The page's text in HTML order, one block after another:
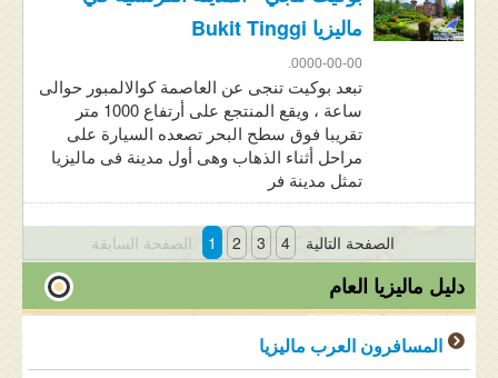
ماليزيا Bukit Tinggi
0000-00-00.
تبعد بوكيت تنجى عن العاصمة كوالالمبور حوالى
ساعة ، ويقع المنتجع على أرتفاع 1000 متر
تقريبا فوق سطح البحر تصعده السيارة على
مراحل أثناء الذهاب وهى أول مدينة فى ماليزيا
تمثل مدينة فر
الصفحة السابقة 1 2 3 4 الصفحة التالية
دليل ماليزيا العام
المسافرون العرب ماليزيا